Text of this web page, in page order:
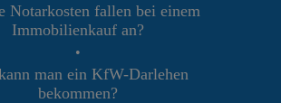
Notarkosten fallen bei einem
Immobilienkauf an?
•
man ein KfW-Darlehen
bekommen?